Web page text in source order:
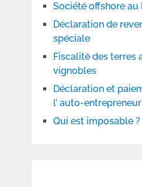
Société offshore au
Déclaration de
spéciale
Fiscalité des terres
vignobles
Déclaration et
l’ auto-entrepreneur
Qui est imposable ?